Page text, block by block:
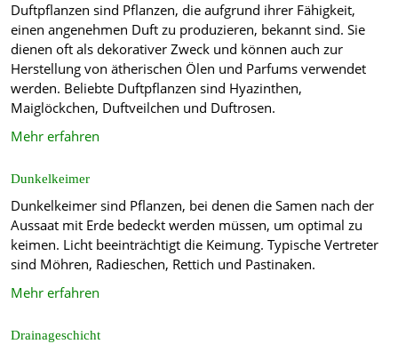
Duftpflanzen sind Pflanzen, die aufgrund ihrer Fähigkeit,
einen angenehmen Duft zu produzieren, bekannt sind. Sie
dienen oft als dekorativer Zweck und können auch zur
Herstellung von ätherischen Ölen und Parfums verwendet
werden. Beliebte Duftpflanzen sind Hyazinthen,
Maiglöckchen, Duftveilchen und Duftrosen.
Mehr erfahren
Dunkelkeimer
Dunkelkeimer sind Pflanzen, bei denen die Samen nach der
Aussaat mit Erde bedeckt werden müssen, um optimal zu
keimen. Licht beeinträchtigt die Keimung. Typische Vertreter
sind Möhren, Radieschen, Rettich und Pastinaken.
Mehr erfahren
Drainageschicht